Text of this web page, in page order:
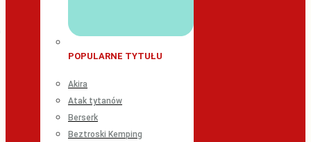
POPULARNE TYTUŁU
Akira
Atak tytanów
Berserk
Beztroski Kemping